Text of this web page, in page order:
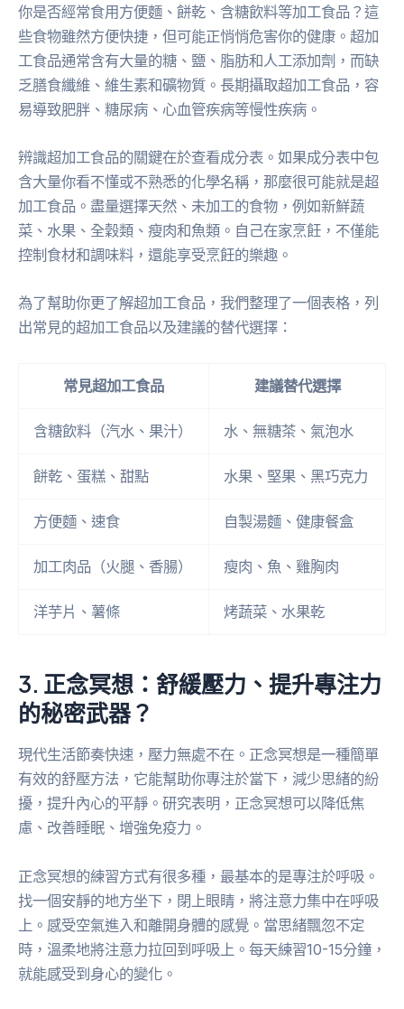
你是否經常食用方便麵、餅乾、含糖飲料等加工食品？這
些食物雖然方便快捷，但可能正悄悄危害你的健康。超加
工食品通常含有大量的糖、鹽、脂肪和人工添加劑，而缺
乏膳食纖維、維生素和礦物質。長期攝取超加工食品，容
易導致肥胖、糖尿病、心血管疾病等慢性疾病。
辨識超加工食品的關鍵在於查看成分表。如果成分表中包
含大量你看不懂或不熟悉的化學名稱，那麼很可能就是超
加工食品。盡量選擇天然、未加工的食物，例如新鮮蔬
菜、水果、全穀類、瘦肉和魚類。自己在家烹飪，不僅能
控制食材和調味料，還能享受烹飪的樂趣。
為了幫助你更了解超加工食品，我們整理了一個表格，列
出常見的超加工食品以及建議的替代選擇：
常見超加工食品 建議替代選擇
含糖飲料（汽水、果汁） 水、無糖茶、氣泡水
餅乾、蛋糕、甜點 水果、堅果、黑巧克力
方便麵、速食 自製湯麵、健康餐盒
加工肉品（火腿、香腸） 瘦肉、魚、雞胸肉
洋芋片、薯條 烤蔬菜、水果乾
3. 正念冥想：舒緩壓力、提升專注力
的秘密武器？
現代生活節奏快速，壓力無處不在。正念冥想是一種簡單
有效的舒壓方法，它能幫助你專注於當下，減少思緒的紛
擾，提升內心的平靜。研究表明，正念冥想可以降低焦
慮、改善睡眠、增強免疫力。
正念冥想的練習方式有很多種，最基本的是專注於呼吸。
找一個安靜的地方坐下，閉上眼睛，將注意力集中在呼吸
上。感受空氣進入和離開身體的感覺。當思緒飄忽不定
時，溫柔地將注意力拉回到呼吸上。每天練習10-15分鐘，
就能感受到身心的變化。